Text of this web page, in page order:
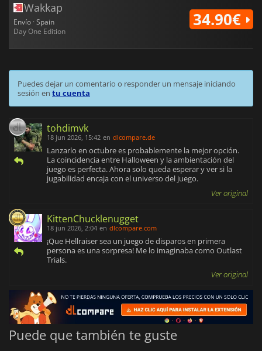
Wakkap
Envío · Spain
Day One Edition
34.90€
Puedes dejar un comentario o responder un mensaje iniciando
sesión en tu cuenta
tohdimvk
18 jun 2026, 15:42 en dlcompare.de
Lanzarlo en octubre es probablemente la mejor opción.
La coincidencia entre Halloween y la ambientación del
juego es perfecta. Ahora solo queda esperar y ver si la
jugabilidad encaja con el universo del juego.
Ver original
KittenChucklenugget
18 jun 2026, 2:04 en dlcompare.com
¡Que Hellraiser sea un juego de disparos en primera
persona es una sorpresa! Me lo imaginaba como Outlast
Trials.
Ver original
Puede que también te guste